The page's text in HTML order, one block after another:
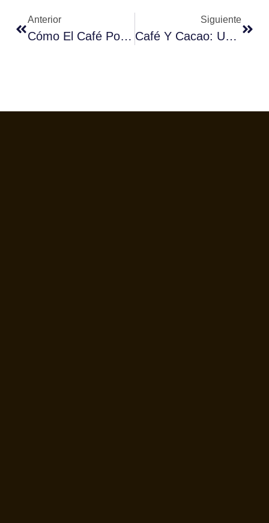
Anterior
Cómo El Café Potencia El Sabor Dulce De Los Alimentos
Siguiente
Café Y Cacao: Una Combinación Deliciosa Y Saludable